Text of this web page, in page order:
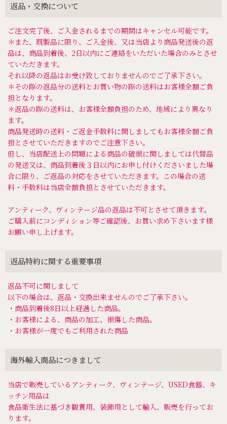
返品・交換について
ご注文完了後、ご入金されるまでの期間はキャンセル可能です。
＊また、既製品に限り、ご入金後、又は当店より商品発送後の返
品は、商品到着後、2日以内にご連絡をいただいた場合のみとさせ
ていただきます。
それ以降の返品はお受け致しておりませんのでご了承下さい。
＊その際の返品分の送料とお買い物の際の送料はお客様全額ご負
担となります。
＊返品の際の送料は、お客様全額負担のため、地域により異なり
ます。
商品発送時の送料・ご返金手数料に関しましてもお客様全額ご負
担とさせていただきますのでご注意下さい。
但し、当店配送上の問題による商品の破損に関しましては代替品
の発送又は、商品到着後３日以内にお申し付けくださいました場
合に限り、ご返品の対応をさせていただきます。この場合の送
料・手数料は当店全額負担とさせていただきます。
アンティーク、ヴィンテージ品の返品は不可とさせて頂きます。
ご購入前にコンディション等ご確認後、お買い求め下さいます様
お願い申し上げます。
返品特約に関する重要事項
返品不可に関しまして
以下の場合は、返品・交換出来ませんのでご了承下さい。
・商品到着後8日以上経過した商品。
・お客様による、商品の加工、損傷した商品。
・お客様が一度でもご利用された商品
海外輸入商品につきまして
当店で販売しているアンティーク、ヴィンテージ、USED食器、キ
ッチン用品は
食品衛生法に基づき観賞用、装飾用として輸入、販売を行ってお
ります。